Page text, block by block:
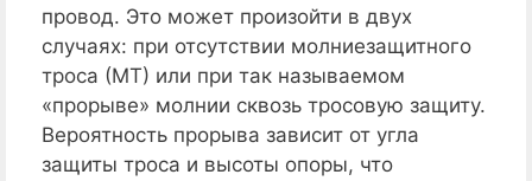
провод. Это может произойти в двух
случаях: при отсутствии молниезащитного
троса (МТ) или при так называемом
«прорыве» молнии сквозь тросовую защиту.
Вероятность прорыва зависит от угла
защиты троса и высоты опоры, что